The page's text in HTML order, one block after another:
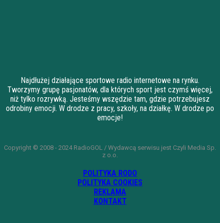
Najdłużej działające sportowe radio internetowe na rynku.
Tworzymy grupę pasjonatów, dla których sport jest czymś więcej,
niż tylko rozrywką. Jesteśmy wszędzie tam, gdzie potrzebujesz
odrobiny emocji. W drodze z pracy, szkoły, na działkę. W drodze po
emocje!
Copyright © 2008 - 2024 RadioGOL / Wydawcą serwisu jest Czyli Media Sp.
z o.o.
POLITYKA RODO
POLITYKA COOKIES
REKLAMA
KONTAKT